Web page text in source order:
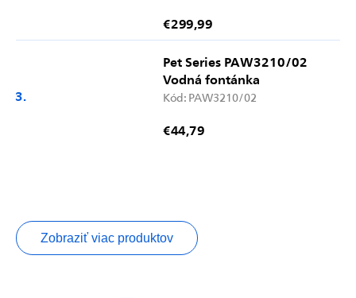
€299,99
Pet Series PAW3210/02
Vodná fontánka
Kód: PAW3210/02
€44,79
Zobraziť viac produktov